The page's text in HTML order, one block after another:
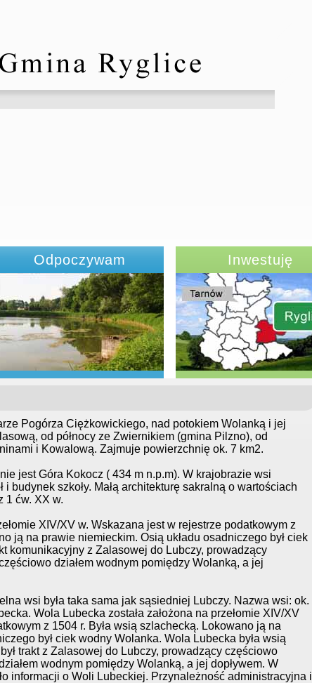
Odpoczywam Inwestuję
Pogórza Ciężkowickiego, nad potokiem Wolanką i jej
od północy ze Zwiernikiem (gmina Pilzno), od
i Kowalową. Zajmuje powierzchnię ok. 7 km2.
jest Góra Kokocz ( 434 m n.p.m). W krajobrazie wsi
budynek szkoły. Małą architekturę sakralną o wartościach
1 ćw. XX w.
XIV/XV w. Wskazana jest w rejestrze podatkowym z
ją na prawie niemieckim. Osią układu osadniczego był ciek
komunikacyjny z Zalasowej do Lubczy, prowadzący
działem wodnym pomiędzy Wolanką, a jej
wsi była taka sama jak sąsiedniej Lubczy. Nazwa wsi: ok.
Wola Lubecka została założona na przełomie XIV/XV
z 1504 r. Była wsią szlachecką. Lokowano ją na
był ciek wodny Wolanka. Wola Lubecka była wsią
trakt z Zalasowej do Lubczy, prowadzący częściowo
wodnym pomiędzy Wolanką, a jej dopływem. W
informacji o Woli Lubeckiej. Przynależność administracyjna i